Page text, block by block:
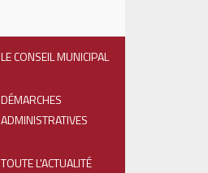
LE CONSEIL MUNICIPAL
DÉMARCHES
ADMINISTRATIVES
TOUTE L'ACTUALITÉ